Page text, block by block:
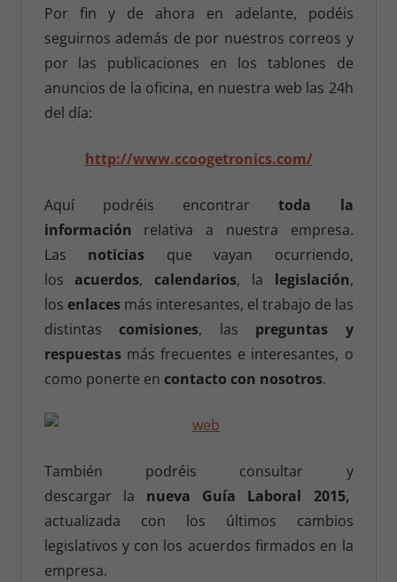
Por fin y de ahora en adelante, podéis
seguirnos además de por nuestros correos y
por las publicaciones en los tablones de
anuncios de la oficina, en nuestra web las 24h
del día:
http://www.ccoogetronics.com/
Aquí podréis encontrartoda la
información relativa a nuestra empresa.
Las noticias que vayan ocurriendo,
losacuerdos, calendarios, la legislación,
los enlacesmás interesantes, el trabajo de las
distintas comisiones, las preguntas y
respuestasmás frecuentes e interesantes, o
como ponerte en contacto con nosotros.
También podréis consultar y
descargar la nueva Guía Laboral 2015,
actualizada con los últimos cambios
legislativos y con los acuerdos firmados en la
empresa.